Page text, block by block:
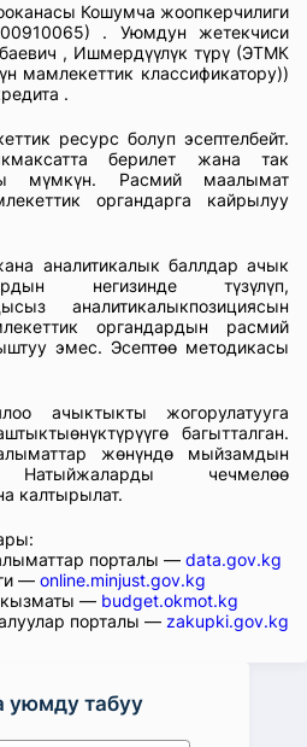
Кошумча жоопкерчилиги
. Уюмдун жетекчиси
, Ишмердүүлүк түрү (ЭТМК
мамлекеттик классификатору))
.
ресурс болуп эсептелбейт.
берилет жана так
мүмкүн. Расмий маалымат
органдарга кайрылуу
аналитикалык баллдар ачык
негизинде түзүлүп,
аналитикалыкпозициясын
органдардын расмий
эмес. Эсептөө методикасы
ачыктыкты жогорулатууга
багытталган.
жөнүндө мыйзамдын
Натыйжаларды чечмелөө
калтырылат.
порталы — data.gov.kg
— online.minjust.gov.kg
кызматы — budget.okmot.kg
порталы — zakupki.gov.kg
уюмду табуу